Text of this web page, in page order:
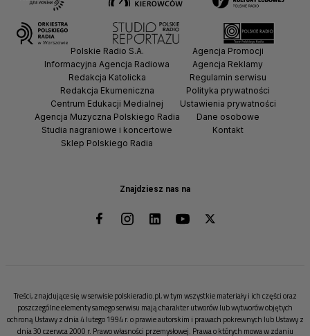
Znajdziesz nas na
Polskie Radio S.A.
Informacyjna Agencja Radiowa
Redakcja Katolicka
Redakcja Ekumeniczna
Centrum Edukacji Medialnej
Agencja Muzyczna Polskiego Radia
Studia nagraniowe i koncertowe
Sklep Polskiego Radia
Agencja Promocji
Agencja Reklamy
Regulamin serwisu
Polityka prywatności
Ustawienia prywatności
Dane osobowe
Kontakt
Treści, znajdujące się w serwisie polskieradio.pl, w tym wszystkie materiały i ich części oraz
poszczególne elementy samego serwisu mają charakter utworów lub wytworów objętych
ochroną Ustawy z dnia 4 lutego 1994 r. o prawie autorskim i prawach pokrewnych lub Ustawy z
dnia 30 czerwca 2000 r. Prawo własności przemysłowej. Prawa o których mowa w zdaniu